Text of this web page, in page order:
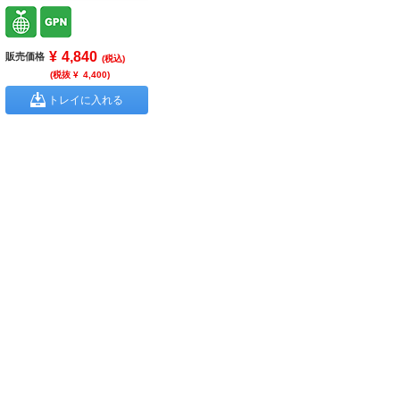
販売価格 ¥ 4,840 (税込)
(税抜 ¥ 4,400)
トレイに入れる